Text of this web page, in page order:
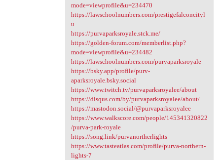
mode=viewprofile&u=234470
https://lawschoolnumbers.com/prestigefalconcityl
u
https://purvaparksroyale.stck.me/
https://golden-forum.com/memberlist.php?
mode=viewprofile&u=234482
https://lawschoolnumbers.com/purvaparksroyale
https://bsky.app/profile/purv-
aparksroyale.bsky.social
https://www.twitch.tv/purvaparksroyalee/about
https://disqus.com/by/purvaparksroyalee/about/
https://mastodon.social/@purvaparksroyalee
https://www.walkscore.com/people/145341320822
/purva-park-royale
https://song.link/purvanortherlights
https://www.tasteatlas.com/profile/purva-northern-
lights-7